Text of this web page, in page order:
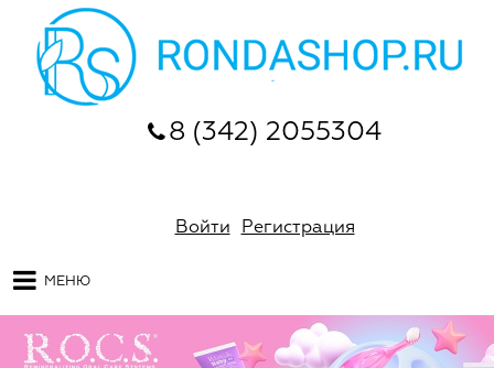
8 (342) 2055304
Войти Регистрация
МЕНЮ